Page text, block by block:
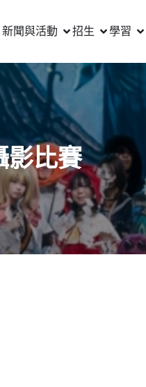
新聞與活動 招生 學習
影比賽